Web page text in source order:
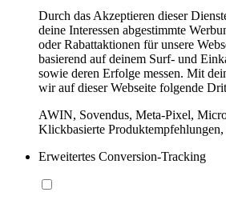
Durch das Akzeptieren dieser
deine Interessen abgestimmte
oder Rabattaktionen für unsere
basierend auf deinem Surf- und
sowie deren Erfolge messen. Mit
wir auf dieser Webseite folgende
AWIN, Sovendus, Meta-Pixel,
Klickbasierte
Erweitertes Conversion-Tracking